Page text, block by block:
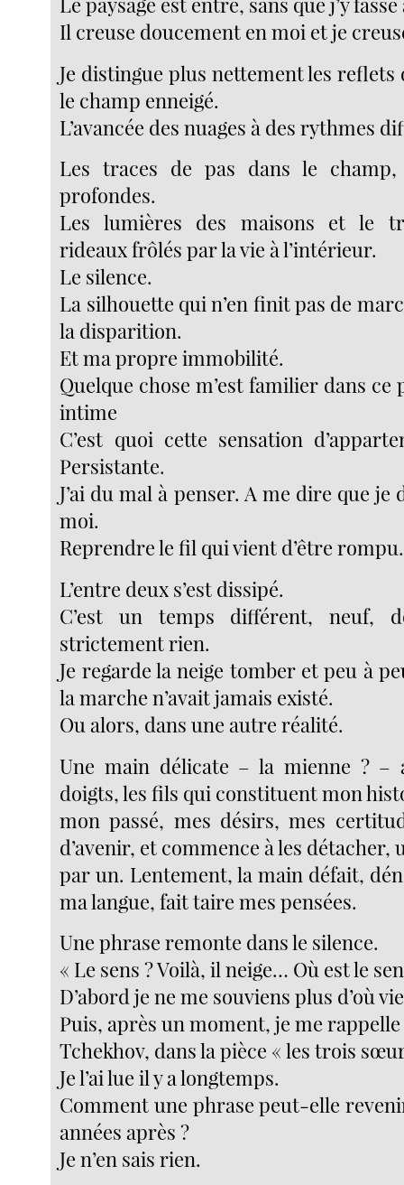
Il creuse doucement en moi et je
Je distingue plus nettement les
le champ enneigé.
L’avancée des nuages à des rythmes
Les traces de pas dans le
profondes.
Les lumières des maisons et le
rideaux frôlés par la vie à l’intérieur.
Le silence.
La silhouette qui n’en finit pas de
la disparition.
Et ma propre immobilité.
Quelque chose m’est familier dans ce
intime
C’est quoi cette sensation
Persistante.
J’ai du mal à penser. A me dire que
moi.
Reprendre le fil qui vient d’être rompu.
L’entre deux s’est dissipé.
C’est un temps différent, neuf,
strictement rien.
Je regarde la neige tomber et peu à
la marche n’avait jamais existé.
Ou alors, dans une autre réalité.
Une main délicate – la mienne ? –
doigts, les fils qui constituent mon
mon passé, mes désirs, mes
d’avenir, et commence à les détacher,
par un. Lentement, la main défait,
ma langue, fait taire mes pensées.
Une phrase remonte dans le silence.
« Le sens ? Voilà, il neige… Où est le
D’abord je ne me souviens plus d’où
Puis, après un moment, je me
Tchekhov, dans la pièce « les trois
Je l’ai lue il y a longtemps.
Comment une phrase peut-elle
années après ?
Je n’en sais rien.